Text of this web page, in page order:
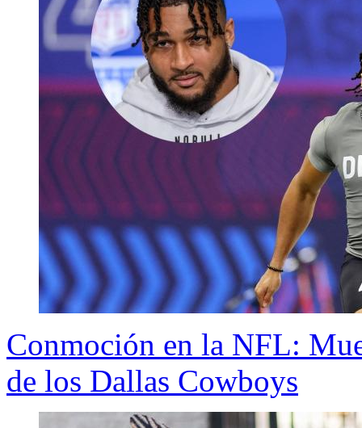
Conmoción en la NFL:
de los Dallas Cowboys